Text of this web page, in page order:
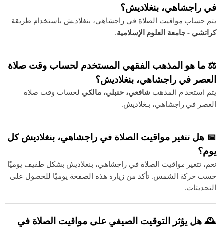
في راجشاهي، بنغلاديش؟
يتم حساب مواقيت الصلاة في راجشاهي، بنغلاديش باستخدام طريقة
كراتشي - جامعة العلوم الإسلامية.
⚖️ ما هو المذهب الفقهي المستخدم لحساب وقت صلاة
العصر في راجشاهي، بنغلاديش؟
يتم استخدام المذهب شافعي، حنبلي، مالكي لحساب وقت صلاة
العصر في راجشاهي، بنغلاديش.
📅 هل تتغير مواقيت الصلاة في راجشاهي، بنغلاديش كل
يوم؟
نعم، تتغير مواقيت الصلاة في راجشاهي، بنغلاديش بشكل طفيف يوميًا
حسب حركة الشمس. تأكد من زيارة هذه الصفحة يوميًا للحصول على
التحديثات.
🕰️ هل يؤثر التوقيت الصيفي على مواقيت الصلاة في